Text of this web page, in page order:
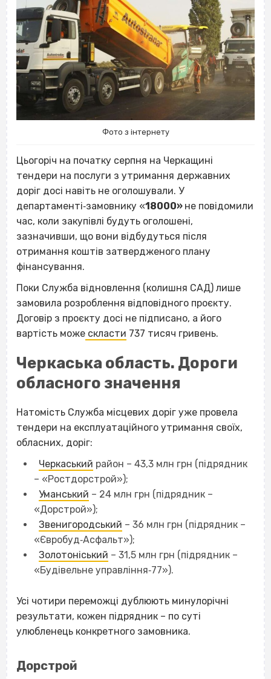
Фото з інтернету
Цьогоріч на початку серпня на Черкащині
тендери на послуги з утримання державних
доріг досі навіть не оголошували. У
департаменті‐замовнику «18000» не повідомили
час, коли закупівлі будуть оголошені,
зазначивши, що вони відбудуться після
отримання коштів затвердженого плану
фінансування.
Поки Служба відновлення (колишня САД) лише
замовила розроблення відповідного проєкту.
Договір з проєкту досі не підписано, а його
вартість може скласти 737 тисяч гривень.
Черкаська область. Дороги
обласного значення
Натомість Служба місцевих доріг уже провела
тендери на експлуатаційного утримання своїх,
обласних, доріг:
Черкаський район – 43,3 млн грн (підрядник
– «Ростдорстрой»);
Уманський – 24 млн грн (підрядник –
«Дорстрой»);
Звенигородський – 36 млн грн (підрядник –
«Євробуд‐Асфальт»);
Золотоніський – 31,5 млн грн (підрядник –
«Будівельне управління‐77»).
Усі чотири переможці дублюють минулорічні
результати, кожен підрядник – по суті
улюбленець конкретного замовника.
Дорстрой